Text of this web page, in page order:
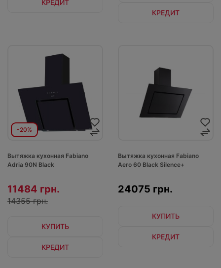
КРЕДИТ
КРЕДИТ
-20%
Вытяжка кухонная Fabiano
Adria 90N Black
11484 грн.
14355 грн.
КУПИТЬ
КРЕДИТ
Вытяжка кухонная Fabiano
Aero 60 Black Silence+
24075 грн.
КУПИТЬ
КРЕДИТ